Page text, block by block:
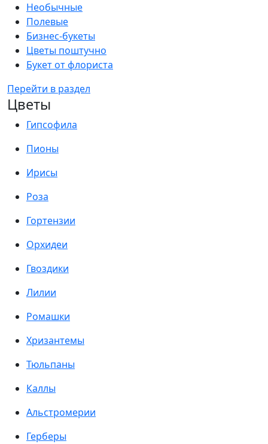
Необычные
Полевые
Бизнес-букеты
Цветы поштучно
Букет от флориста
Перейти в раздел
Цветы
Гипсофила
Пионы
Ирисы
Роза
Гортензии
Орхидеи
Гвоздики
Лилии
Ромашки
Хризантемы
Тюльпаны
Каллы
Альстромерии
Герберы